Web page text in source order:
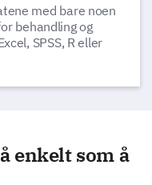
med bare noen
behandling og
SPSS, R eller
enkelt som å